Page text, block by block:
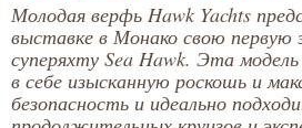
Молодая верфь Hawk Yachts
выставке в Монако свою первую
суперяхту Sea Hawk. Эта
в себе изысканную роскошь и
безопасность и идеально